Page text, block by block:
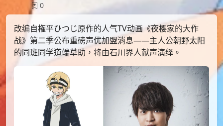
0
改编自権平ひつじ原作的人气TV动画《夜樱家的大作
战》第二季公布重磅声优加盟消息——主人公朝野太阳
的同班同学道端草助，将由石川界人献声演绎。